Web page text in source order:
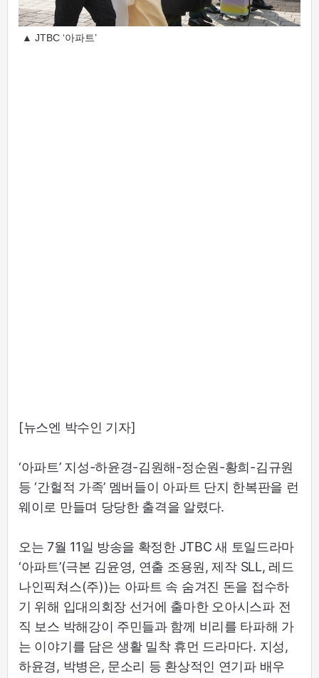
▲ JTBC ‘아파트’
[뉴스엔 박수인 기자]
‘아파트’ 지성-하윤경-김원해-정순원-황희-김규원
등 ‘간헐적 가족’ 멤버들이 아파트 단지 한복판을 런
웨이로 만들며 당당한 출격을 알렸다.
오는 7월 11일 방송을 확정한 JTBC 새 토일드라마
‘아파트’(극본 김윤영, 연출 조용원, 제작 SLL, 레드
나인픽쳐스(주))는 아파트 속 숨겨진 돈을 접수하
기 위해 입대의회장 선거에 출마한 오아시스파 전
직 보스 박해강이 주민들과 함께 비리를 타파해 가
는 이야기를 담은 생활 밀착 휴먼 드라마다. 지성,
하윤경, 박병은, 문소리 등 환상적인 연기파 배우